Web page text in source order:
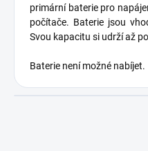
primární baterie pro
počítače. Baterie jsou
Svou kapacitu si udrží až
Baterie není možné nabíjet.